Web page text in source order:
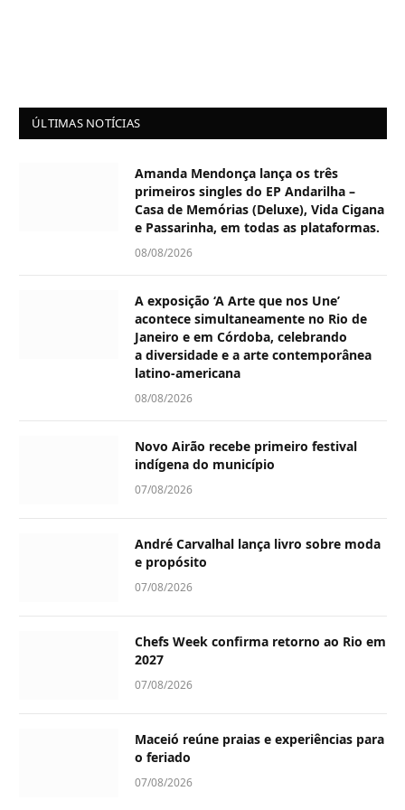
ÚLTIMAS NOTÍCIAS
Amanda Mendonça lança os três
primeiros singles do EP Andarilha –
Casa de Memórias (Deluxe), Vida Cigana
e Passarinha, em todas as plataformas.
08/08/2026
A exposição ‘A Arte que nos Une’
acontece simultaneamente no Rio de
Janeiro e em Córdoba, celebrando
a diversidade e a arte contemporânea
latino-americana
08/08/2026
Novo Airão recebe primeiro festival
indígena do município
07/08/2026
André Carvalhal lança livro sobre moda
e propósito
07/08/2026
Chefs Week confirma retorno ao Rio em
2027
07/08/2026
Maceió reúne praias e experiências para
o feriado
07/08/2026